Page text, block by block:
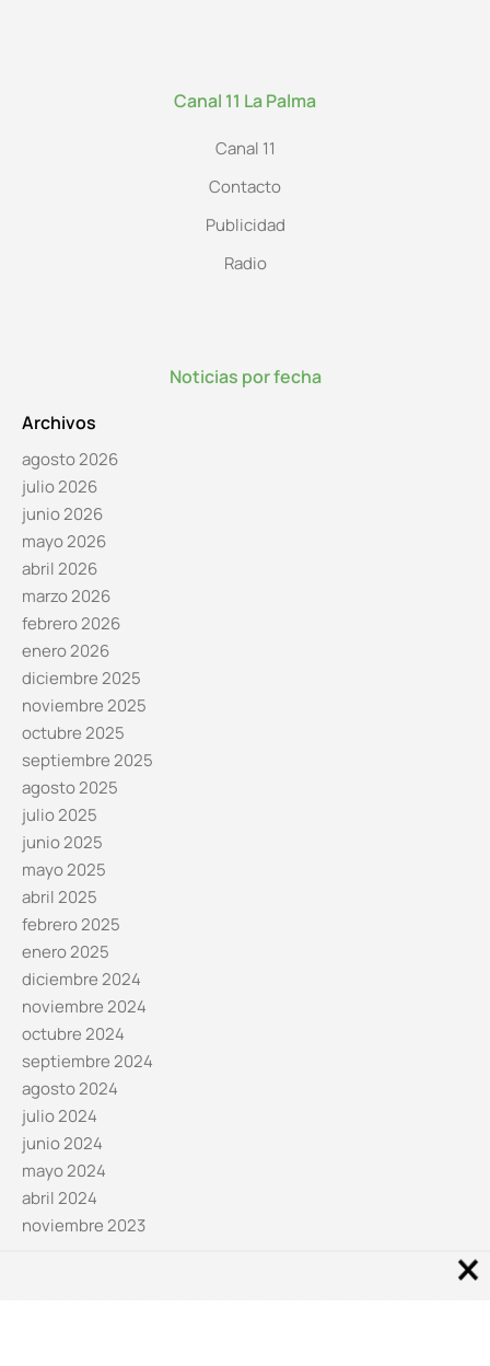
Canal 11 La Palma
Canal 11
Contacto
Publicidad
Radio
Noticias por fecha
Archivos
agosto 2026
julio 2026
junio 2026
mayo 2026
abril 2026
marzo 2026
febrero 2026
enero 2026
diciembre 2025
noviembre 2025
octubre 2025
septiembre 2025
agosto 2025
julio 2025
junio 2025
mayo 2025
abril 2025
febrero 2025
enero 2025
diciembre 2024
noviembre 2024
octubre 2024
septiembre 2024
agosto 2024
julio 2024
junio 2024
mayo 2024
abril 2024
noviembre 2023